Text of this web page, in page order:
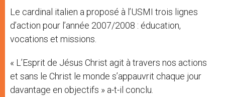
Le cardinal italien a proposé à l’USMI trois lignes
d’action pour l’année 2007/2008 : éducation,
vocations et missions.
« L’Esprit de Jésus Christ agit à travers nos actions
et sans le Christ le monde s’appauvrit chaque jour
davantage en objectifs » a-t-il conclu.